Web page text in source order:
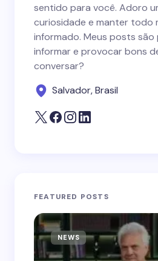
sentido para você. Adoro
curiosidade e manter todo
informado. Meus posts são
informar e provocar bons
conversar?
Salvador, Brasil
FEATURED POSTS
NEWS